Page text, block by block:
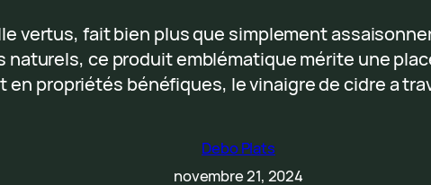
vertus, fait bien plus que simplement
ce produit emblématique mérite une
en propriétés bénéfiques, le vinaigre de cidre a
Debo Plats
novembre 21, 2024